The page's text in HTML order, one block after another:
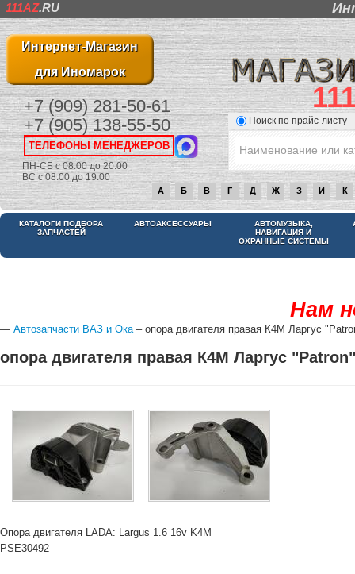
111AZ.RU
Интернет-Магазин
для Иномарок
+7 (909) 281-50-61
+7 (905) 138-55-50
ТЕЛЕФОНЫ МЕНЕДЖЕРОВ
ПН-СБ с 08:00 до 20:00
ВС с 08:00 до 19:00
Поиск по прайс-листу
А Б В Г Д Ж З И К
КАТАЛОГИ ПОДБОРА
ЗАПЧАСТЕЙ
АВТОАКСЕССУАРЫ
АВТОМУЗЫКА,
НАВИГАЦИЯ И
ОХРАННЫЕ СИСТЕМЫ
Нам
— Автозапчасти ВАЗ и Ока– опора двигателя правая К4М Ларгус
опора двигателя правая К4М Ларгус "Patron"
Опора двигателя LADA: Largus 1.6 16v K4M
PSE30492